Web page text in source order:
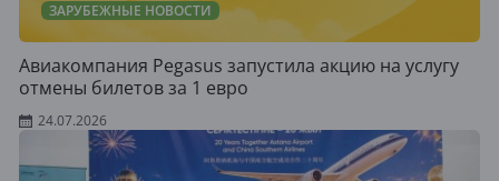
ЗАРУБЕЖНЫЕ НОВОСТИ
Авиакомпания Pegasus запустила акцию на услугу
отмены билетов за 1 евро
24.07.2026